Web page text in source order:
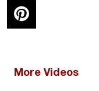
More Videos